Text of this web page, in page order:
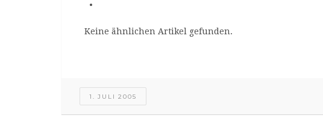
Keine ähnlichen Artikel gefunden.
1. JULI 2005